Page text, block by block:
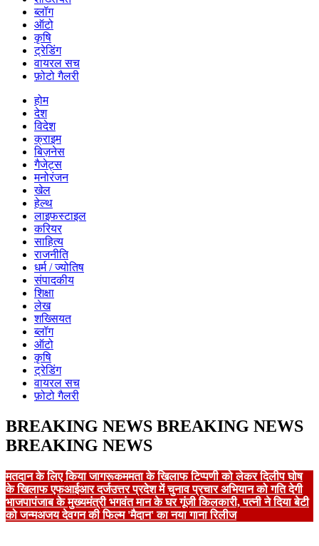
ब्लॉग
ऑटो
कृषि
ट्रेडिंग
वायरल सच
फ़ोटो गैलरी
होम
देश
विदेश
क्राइम
बिज़नेस
गैजेट्स
मनोरंजन
खेल
हेल्थ
लाइफस्टाइल
करियर
साहित्य
राजनीति
धर्म / ज्योतिष
संपादकीय
शिक्षा
लेख
शख्सियत
ब्लॉग
ऑटो
कृषि
ट्रेडिंग
वायरल सच
फ़ोटो गैलरी
BREAKING NEWS BREAKING NEWS
BREAKING NEWS
मतदान के लिए किया जागरूकममता के खिलाफ टिप्पणी को लेकर दिलीप घोष
के खिलाफ एफआईआर दर्जउत्तर प्रदेश में चुनाव प्रचार अभियान को गति देगी
भाजपापंजाब के मुख्यमंत्री भगवंत मान के घर गूंजी किलकारी, पत्नी ने दिया बेटी
को जन्मअजय देवगन की फिल्म 'मैदान' का नया गाना रिलीज